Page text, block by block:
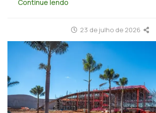
Continue lendo
23 de julho de 2026